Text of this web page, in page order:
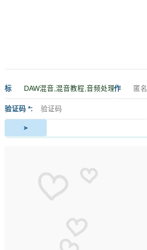
标
签
作
验证码 *